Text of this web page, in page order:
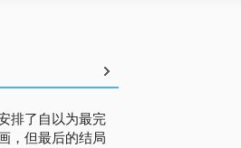
排了自以为最完
，但最后的结局